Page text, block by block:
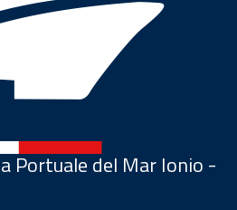
Portuale del Mar Ionio -